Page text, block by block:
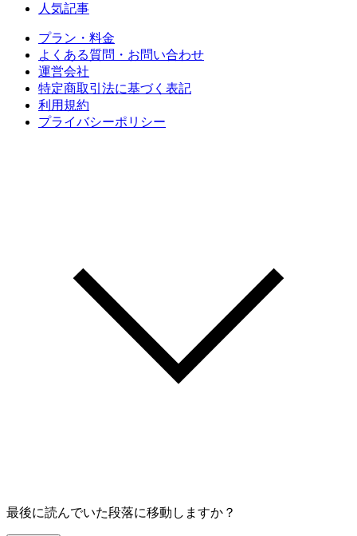
人気記事
プラン・料金
よくある質問・お問い合わせ
運営会社
特定商取引法に基づく表記
利用規約
プライバシーポリシー
最後に読んでいた段落に移動しますか？